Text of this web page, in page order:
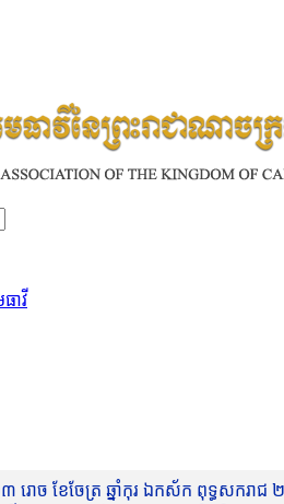
ាវី
ច ខែចែត្រ ឆ្នាំកុរ ឯកស័ក ពុទ្ធសករាជ